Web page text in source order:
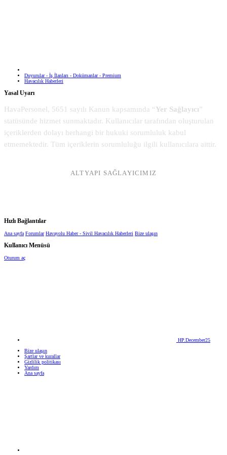
Duyurular - İş İlanları - Dokümanlar - Premium
Havacılık Haberleri
Yasal Uyarı
HavaPersonel, 5651 sayılı Kanun kapsamında “Yer Sağlayıcı”
statüsünde hizmet sunmaktadır. Kullanıcılar tarafından oluşturulan
içeriklerden dolayı herhangi bir hukuki sorumluluk kabul
etmemektedir. Tüm içeriklerin sorumluluğu ilgili kullanıcılara aittir.
ALTYAPI SAĞLAYICIMIZ
Hızlı Bağlantılar
Ana sayfa Forumlar Havayolu Haber - Sivil Havacılık Haberleri Bize ulaşın
Kullanıcı Menüsü
Oturum aç
HP.December25
Bize ulaşın
Şartlar ve kurallar
Gizlilik politikası
Yardım
Ana sayfa